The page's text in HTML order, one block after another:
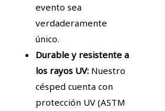
evento sea
verdaderamente
único.
Durable y resistente a
los rayos UV: Nuestro
césped cuenta con
protección UV (ASTM